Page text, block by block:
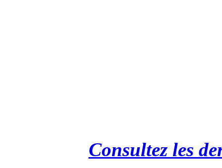
Consultez les